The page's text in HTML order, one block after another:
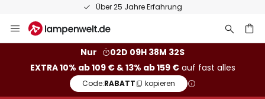
Über 25 Jahre Erfahrung
Inhalt
Nur
02D 09H 38M 32S
EXTRA 10% ab 109 € & 13% ab 159 €auf fast alles
Code:RABATT kopieren